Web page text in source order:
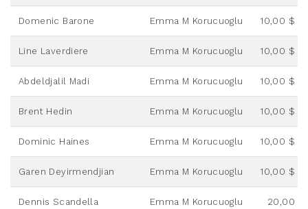
Domenic Barone Emma M Korucuoglu 10,00 $
Line Laverdiere Emma M Korucuoglu 10,00 $
Abdeldjalil Madi Emma M Korucuoglu 10,00 $
Brent Hedin Emma M Korucuoglu 10,00 $
Dominic Haines Emma M Korucuoglu 10,00 $
Garen Deyirmendjian Emma M Korucuoglu 10,00 $
Dennis Scandella Emma M Korucuoglu
20,00